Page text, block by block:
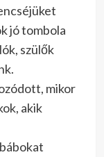
jó tombola
szülők
mikor
akik